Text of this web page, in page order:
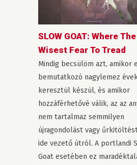
SLOW GOAT: Where The
Wisest Fear To Tread
Mindig becsülöm azt, amikor
bemutatkozó nagylemez
keresztül készül, és amikor
hozzáférhetővé válik, az az
nem tartalmaz semmilyen
újragondolást vagy
ide vezető útról. A portlandi
Goat esetében ez